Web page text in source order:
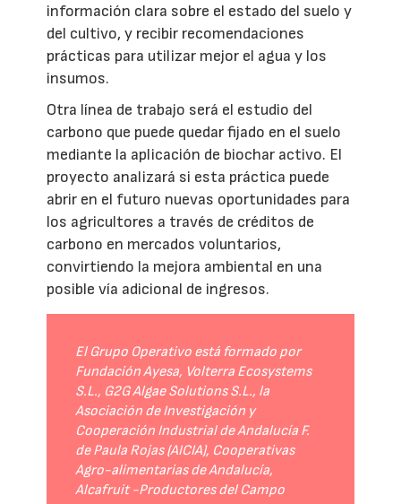
información clara sobre el estado del suelo y
del cultivo, y recibir recomendaciones
prácticas para utilizar mejor el agua y los
insumos.
Otra línea de trabajo será el estudio del
carbono que puede quedar fijado en el suelo
mediante la aplicación de biochar activo. El
proyecto analizará si esta práctica puede
abrir en el futuro nuevas oportunidades para
los agricultores a través de créditos de
carbono en mercados voluntarios,
convirtiendo la mejora ambiental en una
posible vía adicional de ingresos.
El Grupo Operativo está formado por
Fundación Ayesa, Volterra Ecosystems
S.L., G2G Algae Solutions S.L., la
Asociación de Investigación y
Cooperación Industrial de Andalucía F.
de Paula Rojas (AICIA), Cooperativas
Agro-alimentarias de Andalucía,
Alcafruit -Productores del Campo